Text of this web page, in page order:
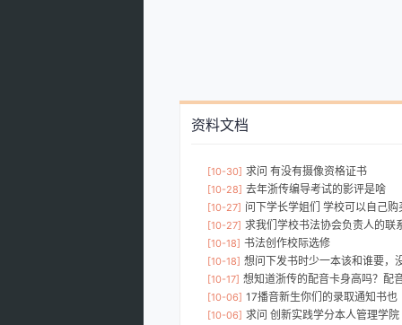
资料文档
[10-30] 求问 有没有摄像资格证书
[10-28] 去年浙传编导考试的影评是啥
[10-27] 问下学长学姐们 学校可以自己购买旧教
[10-27] 求我们学校书法协会负责人的联
[10-18] 书法创作校际选修
[10-18] 想问下发书时少一本该和谁要，
[10-17] 想知道浙传的配音卡身高吗？配
[10-06] 17播音新生你们的录取通知书也
[10-06] 求问 创新实践学分本人管理学院